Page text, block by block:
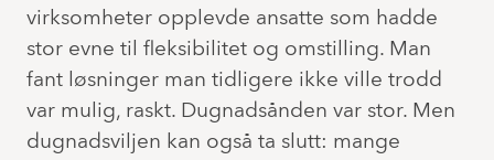
virksomheter opplevde ansatte som hadde
stor evne til fleksibilitet og omstilling. Man
fant løsninger man tidligere ikke ville trodd
var mulig, raskt. Dugnadsånden var stor. Men
dugnadsviljen kan også ta slutt: mange